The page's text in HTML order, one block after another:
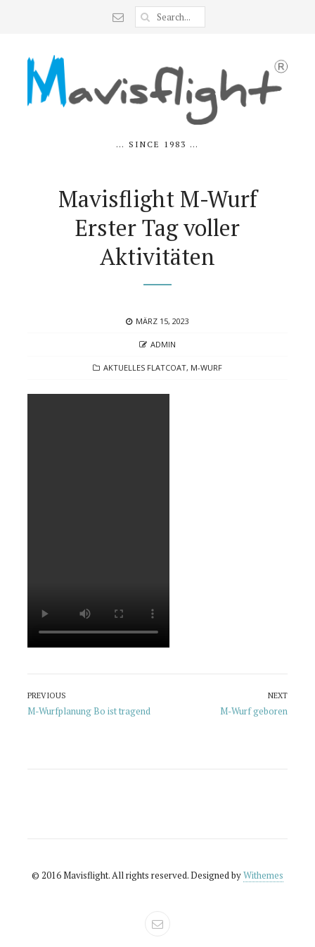
… SINCE 1983 …
Mavisflight M-Wurf
Erster Tag voller
Aktivitäten
POSTED
MÄRZ 15, 2023
AUTHOR
ADMIN
CATEGORIES
AKTUELLES FLATCOAT, M-WURF
Beitragsnavigation
PREVIOUS
Previous
M-Wurfplanung Bo ist tragend
NEXT
Next
M-Wurf geboren
© 2016 Mavisflight. All rights reserved. Designed byWithemes